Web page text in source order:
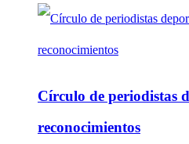
Círculo de periodistas
reconocimientos